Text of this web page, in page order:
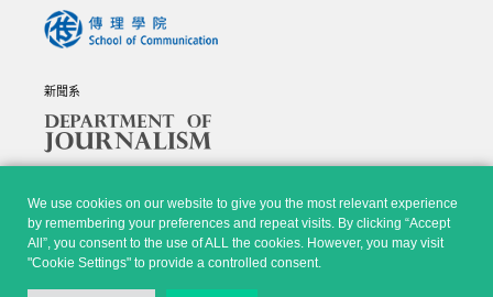
We use cookies on our website to give you the most relevant experience
by remembering your preferences and repeat visits. By clicking “Accept
All”, you consent to the use of ALL the cookies. However, you may visit
"Cookie Settings" to provide a controlled consent.
新聞系
© Copyright 2026 - 香港浸會大學傳理學院, 新聞系 |Privacy
Policy
|